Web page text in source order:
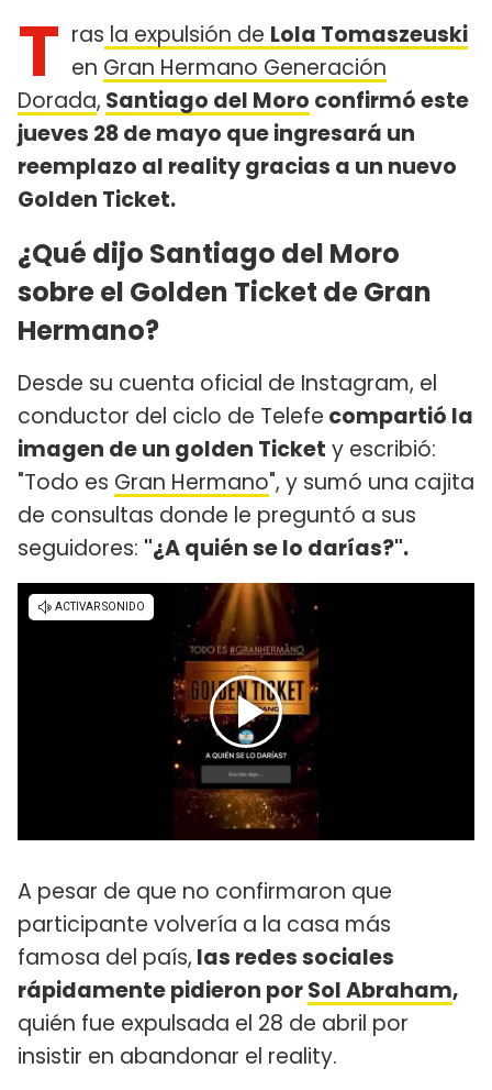
T ras la expulsión de Lola Tomaszeuski
en Gran Hermano Generación
Dorada, Santiago del Moro confirmó este
jueves 28 de mayo que ingresará un
reemplazo al reality gracias a un nuevo
Golden Ticket.
¿Qué dijo Santiago del Moro
sobre el Golden Ticket de Gran
Hermano?
Desde su cuenta oficial de Instagram, el
conductor del ciclo de Telefe compartió la
imagen de un golden Ticket y escribió:
"Todo es Gran Hermano", y sumó una cajita
de consultas donde le preguntó a sus
seguidores: "¿A quién se lo darías?".
A pesar de que no confirmaron que
participante volvería a la casa más
famosa del país, las redes sociales
rápidamente pidieron porSol Abraham,
quién fue expulsada el 28 de abril por
insistir en abandonar el reality.